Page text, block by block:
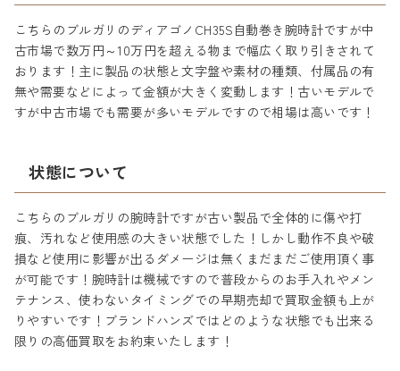
こちらのブルガリのディアゴノCH35S自動巻き腕時計ですが中
古市場で数万円～10万円を超える物まで幅広く取り引きされて
おります！主に製品の状態と文字盤や素材の種類、付属品の有
無や需要などによって金額が大きく変動します！古いモデルで
すが中古市場でも需要が多いモデルですので相場は高いです！
状態について
こちらのブルガリの腕時計ですが古い製品で全体的に傷や打
痕、汚れなど使用感の大きい状態でした！しかし動作不良や破
損など使用に影響が出るダメージは無くまだまだご使用頂く事
が可能です！腕時計は機械ですので普段からのお手入れやメン
テナンス、使わないタイミングでの早期売却で買取金額も上が
りやすいです！ブランドハンズではどのような状態でも出来る
限りの高価買取をお約束いたします！